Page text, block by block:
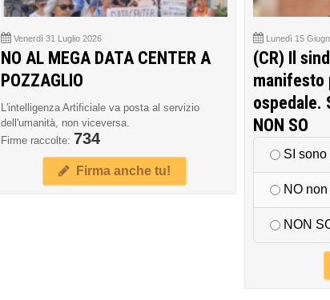
Venerdì 31 Luglio 2026
NO AL MEGA DATA CENTER A
POZZAGLIO
L'intelligenza Artificiale va posta al servizio
dell'umanità, non viceversa.
Firme raccolte: 734
Firma anche tu!
Lunedì 15
(CR) Il
manifesto
ospedale.
NON SO
SI
NO
NON